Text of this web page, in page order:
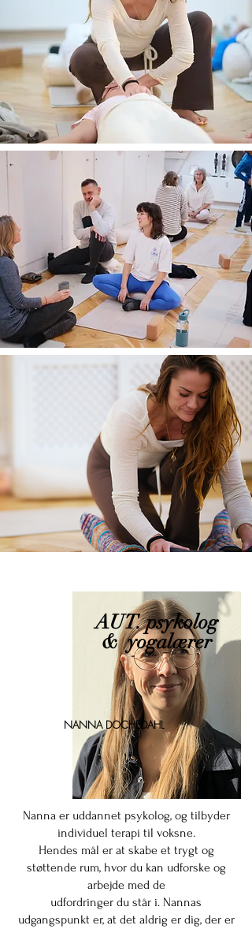
NANNA DOCHEDAHL
AUT. psykolog
& yogalærer
Nanna er uddannet psykolog, og tilbyder
individuel terapi til voksne.
Hendes mål er at skabe et trygt og
støttende rum, hvor du kan udforske og
arbejde med de
udfordringer du står i. Nannas
udgangspunkt er, at det aldrig er dig, der er